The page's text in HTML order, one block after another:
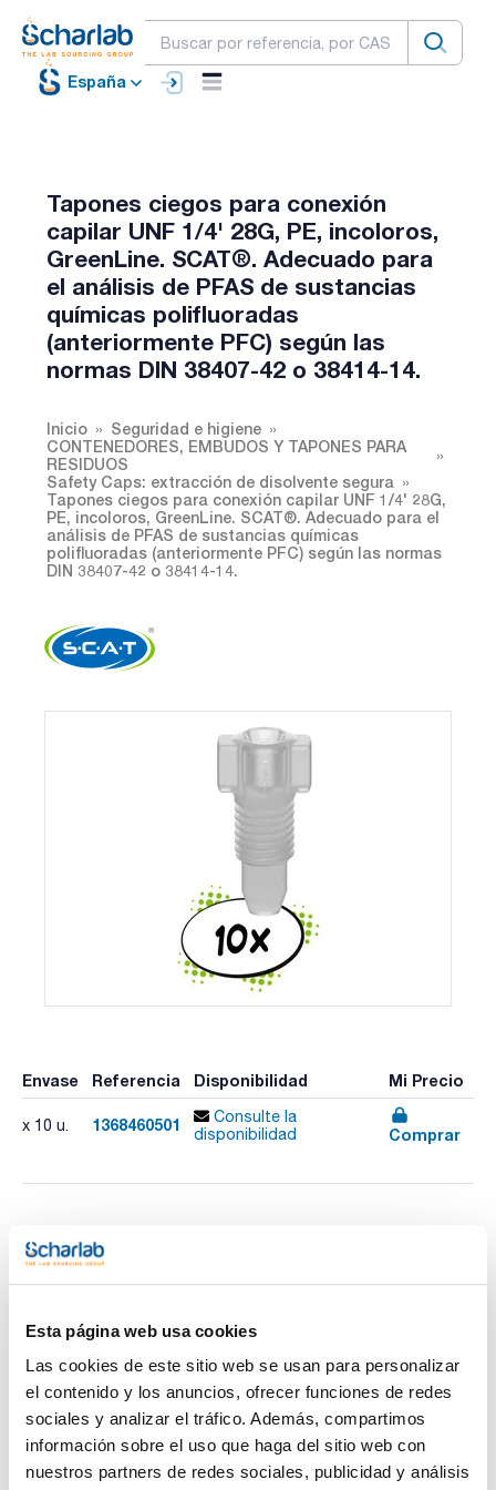
Esta página web usa cookies
Las cookies de este sitio web se usan para personalizar
el contenido y los anuncios, ofrecer funciones de redes
sociales y analizar el tráfico. Además, compartimos
información sobre el uso que haga del sitio web con
nuestros partners de redes sociales, publicidad y análisis
España
Tapones ciegos para conexión
capilar UNF 1/4' 28G, PE, incoloros,
GreenLine. SCAT®. Adecuado para
el análisis de PFAS de sustancias
químicas polifluoradas
(anteriormente PFC) según las
normas DIN 38407-42 o 38414-14.
Inicio
Seguridad e higiene
CONTENEDORES, EMBUDOS Y TAPONES PARA
RESIDUOS
Safety Caps: extracción de disolvente segura
Tapones ciegos para conexión capilar UNF 1/4' 28G,
PE, incoloros, GreenLine. SCAT®. Adecuado para el
análisis de PFAS de sustancias químicas
polifluoradas (anteriormente PFC) según las normas
DIN 38407-42 o 38414-14.
Envase Referencia Disponibilidad Mi Precio
x 10 u. 1368460501
Consulte la
disponibilidad
Comprar
Imprimir ficha de
producto
Pack (u.) : 10
Las válvulas de extracción tienen doble protección: impedir la
salida de vapores de disolventes potencialmente peligrosos
y, a la vez, retener polvo y contaminantes del aire entrante en
el recipiente. Toda la gama Safety Cap existe también en
versión ignífuga.
Cuando se indica que un tapón de seguridad es adecuado
para el análisis de PFAS (sustancias poli y perflouroalquilo),
significa que el tapón está diseñado para usarse en pruebas
Ver más
Documentación técnica